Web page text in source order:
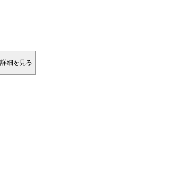
詳細を見る